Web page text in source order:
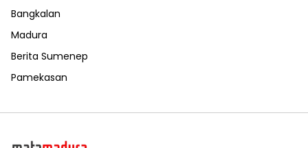
Bangkalan
Madura
Berita Sumenep
Pamekasan